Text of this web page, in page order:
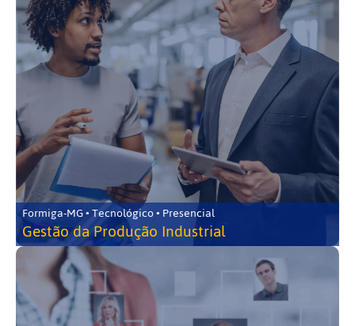
Formiga-MG • Tecnológico • Presencial
Gestão da Produção Industrial